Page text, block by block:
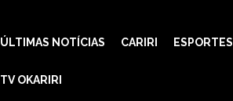
ÚLTIMAS NOTÍCIAS CARIRI ESPORTES
TV OKARIRI